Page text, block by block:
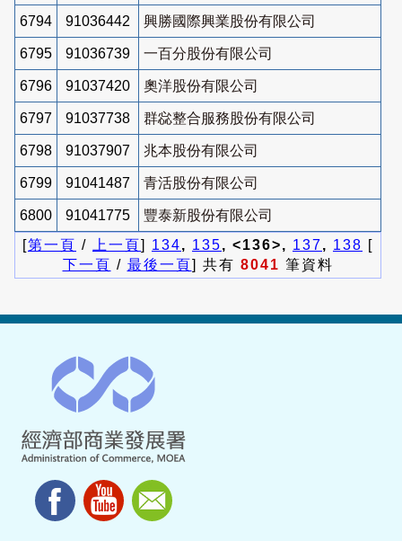
6794 91036442 興勝國際興業股份有限公司
6795 91036739 一百分股份有限公司
6796 91037420 奧洋股份有限公司
6797 91037738 群惢整合服務股份有限公司
6798 91037907 兆本股份有限公司
6799 91041487 青活股份有限公司
6800 91041775
豐泰新股份有限公司
[第一頁 / 上一頁] 134, 135, <136>, 137, 138 [
下一頁 / 最後一頁] 共有 8041 筆資料